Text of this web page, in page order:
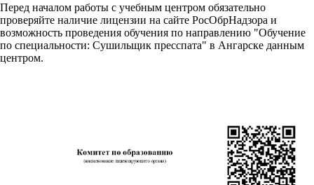
Перед началом работы с учебным центром обязательно
проверяйте наличие лицензии на сайте РосОбрНадзора и
возможность проведения обучения по направлению "Обучение
по специальности: Сушильщик пресспата" в Ангарске данным
центром.